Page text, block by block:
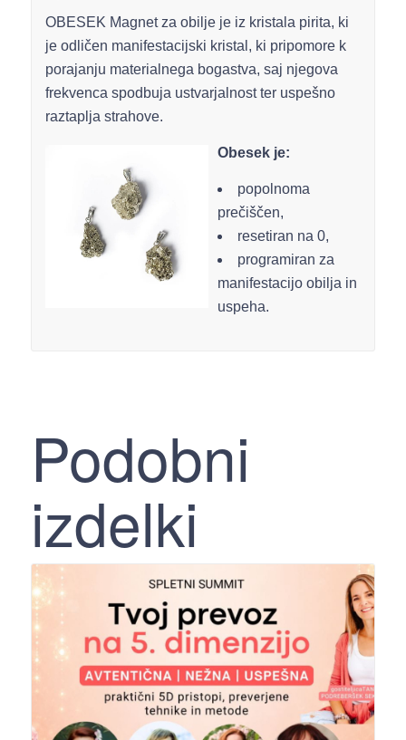
OBESEK Magnet za obilje je iz kristala pirita, ki
je odličen manifestacijski kristal, ki pripomore k
porajanju materialnega bogastva, saj njegova
frekvenca spodbuja ustvarjalnost ter uspešno
raztaplja strahove.
Obesek je:
popolnoma
prečiščen,
resetiran na 0,
programiran za
manifestacijo obilja in
uspeha.
Podobni
izdelki